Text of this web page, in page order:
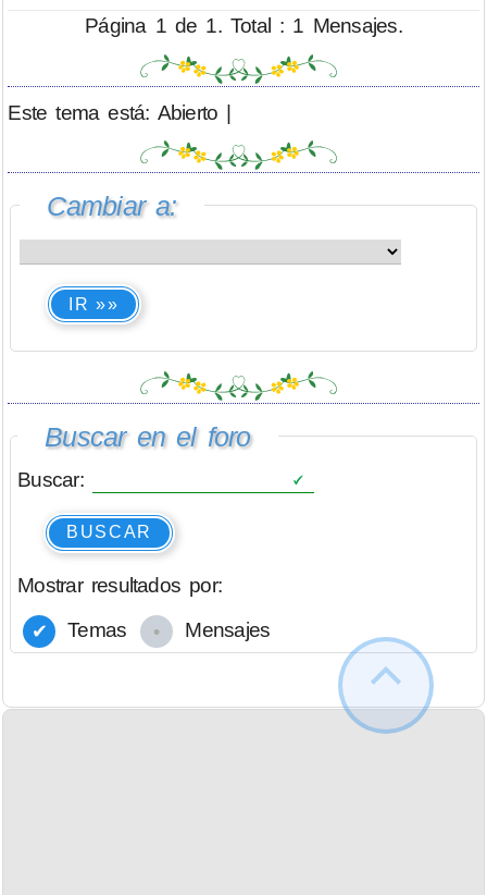
Página 1 de 1. Total : 1 Mensajes.
Este tema está: Abierto |
Cambiar a:
IR »»
Buscar en el foro
Buscar:
BUSCAR
Mostrar resultados por:
Temas
Mensajes